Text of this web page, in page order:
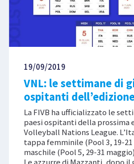
19/09/2019
VNL: le settimane di
ospitanti
La FIVB ha ufficializzato le
paesi ospitanti della prossima
Volleyball Nations League.
tappa femminile (Pool 3, 19-21
maschile (Pool 5, 29-31